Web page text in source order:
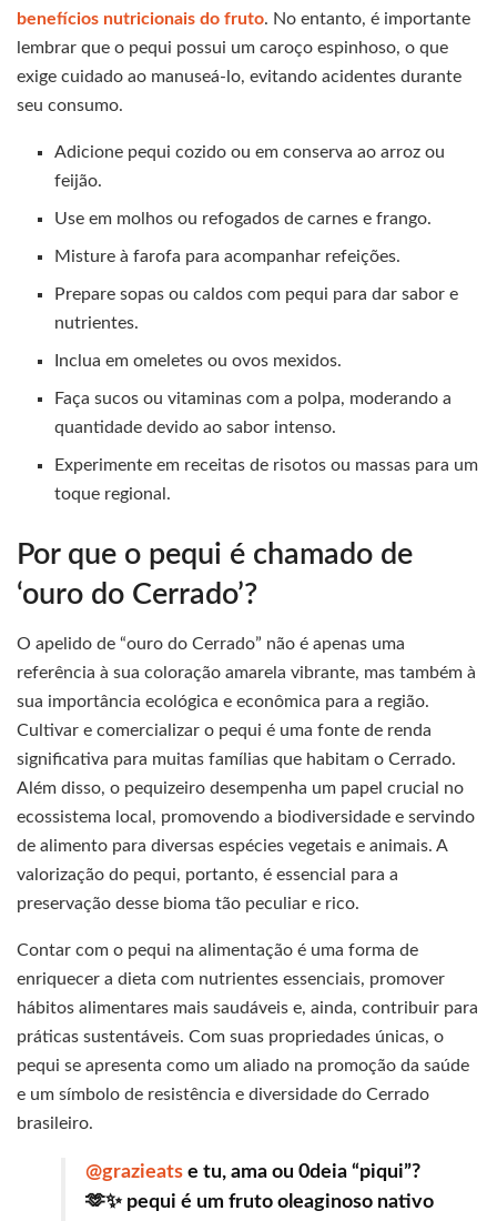
benefícios nutricionais do fruto. No entanto, é importante
lembrar que o pequi possui um caroço espinhoso, o que
exige cuidado ao manuseá-lo, evitando acidentes durante
seu consumo.
Adicione pequi cozido ou em conserva ao arroz ou
feijão.
Use em molhos ou refogados de carnes e frango.
Misture à farofa para acompanhar refeições.
Prepare sopas ou caldos com pequi para dar sabor e
nutrientes.
Inclua em omeletes ou ovos mexidos.
Faça sucos ou vitaminas com a polpa, moderando a
quantidade devido ao sabor intenso.
Experimente em receitas de risotos ou massas para um
toque regional.
Por que o pequi é chamado de
‘ouro do Cerrado’?
O apelido de “ouro do Cerrado” não é apenas uma
referência à sua coloração amarela vibrante, mas também à
sua importância ecológica e econômica para a região.
Cultivar e comercializar o pequi é uma fonte de renda
significativa para muitas famílias que habitam o Cerrado.
Além disso, o pequizeiro desempenha um papel crucial no
ecossistema local, promovendo a biodiversidade e servindo
de alimento para diversas espécies vegetais e animais. A
valorização do pequi, portanto, é essencial para a
preservação desse bioma tão peculiar e rico.
Contar com o pequi na alimentação é uma forma de
enriquecer a dieta com nutrientes essenciais, promover
hábitos alimentares mais saudáveis e, ainda, contribuir para
práticas sustentáveis. Com suas propriedades únicas, o
pequi se apresenta como um aliado na promoção da saúde
e um símbolo de resistência e diversidade do Cerrado
brasileiro.
@grazieats e tu, ama ou 0deia “piqui”?
🫶✨ pequi é um fruto oleaginoso nativo